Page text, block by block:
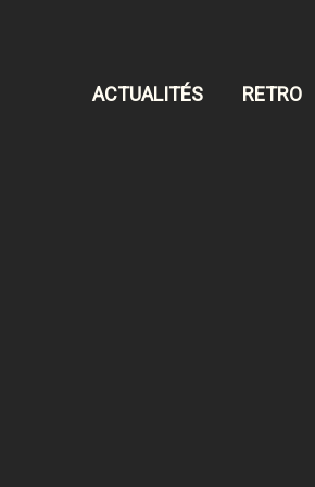
ACTUALITÉS RETRO